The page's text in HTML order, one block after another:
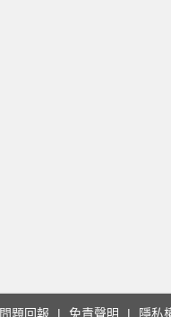
問題回報 免責聲明 隱私